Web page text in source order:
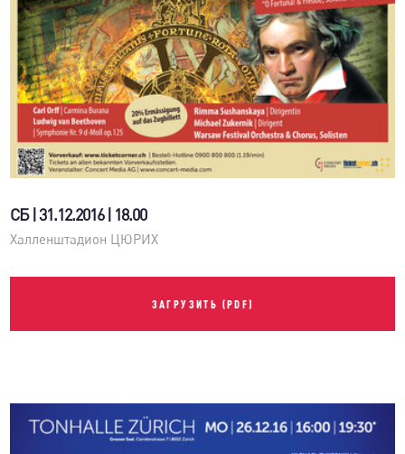
СБ | 31.12.2016 | 18.00
Халленштадион ЦЮРИХ
ЗАГРУЗИТЬ (PDF)